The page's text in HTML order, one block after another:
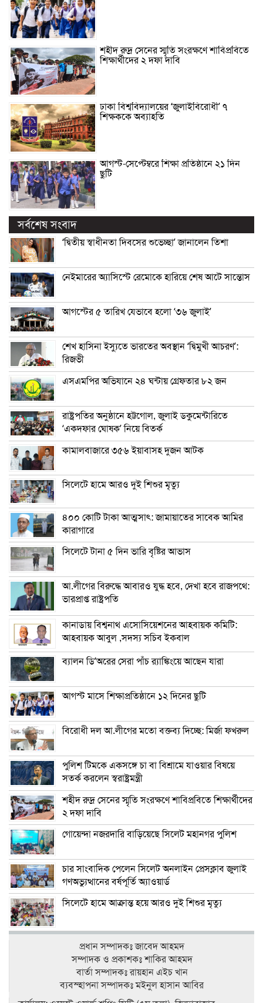
শহীদ রুদ্র সেনের স্মৃতি সংরক্ষণে শাবিপ্রবিতে
শিক্ষার্থীদের ২ দফা দাবি
ঢাকা বিশ্ববিদ্যালয়ের ‘জুলাইবিরোধী’ ৭
শিক্ষককে অব্যাহতি
আগস্ট-সেপ্টেম্বরে শিক্ষা প্রতিষ্ঠানে ২১ দিন
ছুটি
সর্বশেষ সংবাদ
‘দ্বিতীয় স্বাধীনতা দিবসের শুভেচ্ছা’ জানালেন তিশা
নেইমারের অ্যাসিস্টে রেমোকে হারিয়ে শেষ আটে সান্তোস
আগস্টের ৫ তারিখ যেভাবে হলো ‘৩৬ জুলাই’
শেখ হাসিনা ইস্যুতে ভারতের অবস্থান ‘দ্বিমুখী আচরণ’:
রিজভী
এসএমপির অভিযানে ২৪ ঘন্টায় গ্রেফতার ৮২ জন
রাষ্ট্রপতির অনুষ্ঠানে হট্টগোল, জুলাই ডকুমেন্টারিতে
‘একদফার ঘোষক’ নিয়ে বিতর্ক
কামালবাজারে ৩৫৬ ইয়াবাসহ দুজন আটক
সিলেটে হামে আরও দুই শিশুর মৃত্যু
৪০০ কোটি টাকা আত্মসাৎ: জামায়াতের সাবেক আমির
কারাগারে
সিলেটে টানা ৫ দিন ভারি বৃষ্টির আভাস
আ.লীগের বিরুদ্ধে আবারও যুদ্ধ হবে, দেখা হবে রাজপথে:
ভারপ্রাপ্ত রাষ্ট্রপতি
কানাডায় বিশ্বনাথ এসোসিয়েশনের আহবায়ক কমিটি:
আহবায়ক আবুল ,সদস্য সচিব ইকবাল
ব্যালন ডি’অরের সেরা পাঁচ র‌্যাঙ্কিংয়ে আছেন যারা
আগস্ট মাসে শিক্ষাপ্রতিষ্ঠানে ১২ দিনের ছুটি
বিরোধী দল আ.লীগের মতো বক্তব্য দিচ্ছে: মির্জা ফখরুল
পুলিশ টিমকে একসঙ্গে চা বা বিশ্রামে যাওয়ার বিষয়ে
সতর্ক করলেন স্বরাষ্ট্রমন্ত্রী
শহীদ রুদ্র সেনের স্মৃতি সংরক্ষণে শাবিপ্রবিতে শিক্ষার্থীদের
২ দফা দাবি
গোয়েন্দা নজরদারি বাড়িয়েছে সিলেট মহানগর পুলিশ
চার সাংবাদিক পেলেন সিলেট অনলাইন প্রেসক্লাব জুলাই
গণঅভ্যুত্থানের বর্ষপূর্তি অ্যাওয়ার্ড
সিলেটে হামে আক্রান্ত হয়ে আরও দুই শিশুর মৃত্যু
প্রধান সম্পাদকঃ জাবেদ আহমদ
সম্পাদক ও প্রকাশকঃ শাকির আহমদ
বার্তা সম্পাদকঃ রায়হান এইচ খান
ব‍্যবস্হাপনা সম্পাদকঃ মইনুল হাসান আবির